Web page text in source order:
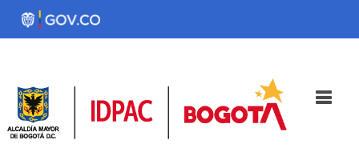
Pasar
Noticias Iniciativas